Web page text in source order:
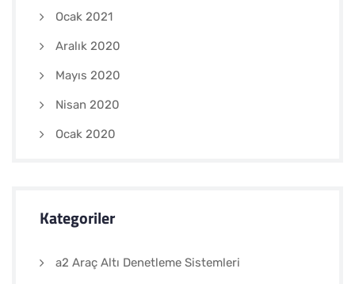
Ocak 2021
Aralık 2020
Mayıs 2020
Nisan 2020
Ocak 2020
Kategoriler
a2 Araç Altı Denetleme Sistemleri